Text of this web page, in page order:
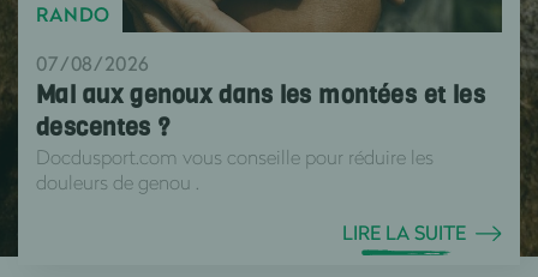
RANDO
07/08/2026
Mal aux genoux dans les montées et les
descentes ?
Docdusport.com vous conseille pour réduire les
douleurs de genou .
LIRE LA SUITE